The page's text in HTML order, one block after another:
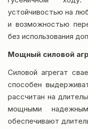
устойчивостью на
и возможностью
без использования
Мощный силовой
Силовой агрегат
способен
рассчитан на
мощными
обеспечивают